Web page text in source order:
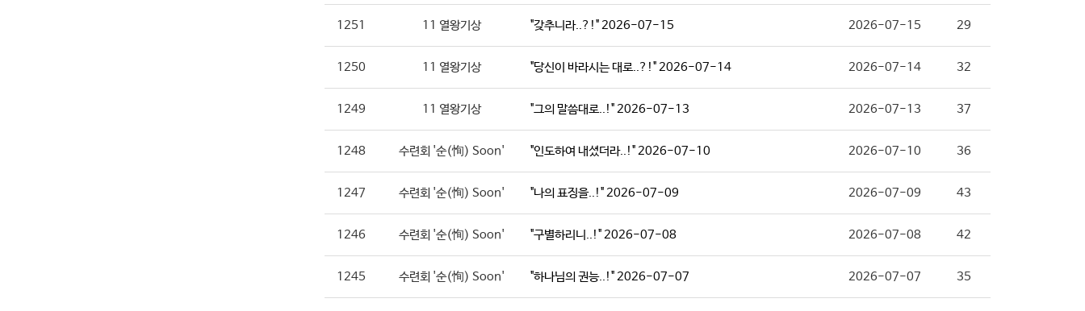
1251 11 열왕기상 "갖추니라..?!" 2026-07-15 2026-07-15 29
1250 11 열왕기상 "당신이 바라시는 대로..?!" 2026-07-14 2026-07-14 32
1249 11 열왕기상 "그의 말씀대로..!" 2026-07-13 2026-07-13 37
1248 수련회 '순(恂) Soon' "인도하여 내셨더라..!" 2026-07-10 2026-07-10 36
1247 수련회 '순(恂) Soon' "나의 표징을..!" 2026-07-09 2026-07-09 43
1246 수련회 '순(恂) Soon' "구별하리니..!" 2026-07-08 2026-07-08 42
1245 수련회 '순(恂) Soon' "하나님의 권능..!" 2026-07-07 2026-07-07 35